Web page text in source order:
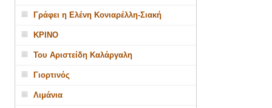
Γράφει η Ελένη Κονιαρέλλη-Σιακή
ΚΡΙΝΟ
Του Αριστείδη Καλάργαλη
Γιορτινός
Λιμάνια